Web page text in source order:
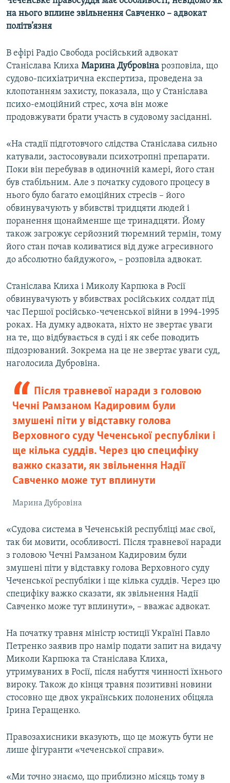
на нього вплине звільнення Савченко – адвокат
політв’язня
В ефірі Радіо Свобода російський адвокат
Станіслава Клиха Марина Дубровіна розповіла, що
судово-психіатрична експертиза, проведена за
клопотанням захисту, показала, що у Станіслава
психо-емоційний стрес, хоча він може
продовжувати брати участь в судовому засіданні.
«На стадії підготовчого слідства Станіслава сильно
катували, застосовували психотропні препарати.
Поки він перебував в одиночній камері, його стан
був стабільним. Але з початку судового процесу в
нього було багато емоційних стресів – його
обвинувачують у вбивстві тридцяти людей і
поранення щонайменше ще тринадцяти. Йому
також загрожує серйозний тюремний термін, тому
його стан почав коливатися від дуже агресивного
до абсолютно байдужого», – розповіла адвокат.
Станіслава Клиха і Миколу Карпюка в Росії
обвинувачують у вбивствах російських солдат під
час Першої російсько-чеченської війни в 1994-1995
роках. На думку адвоката, ніхто не звертає уваги
на те, що відбувається в суді і як себе поводить
підозрюваний. Зокрема на це не звертає уваги суд,
наголосила Дубровіна.
Після травневої наради з головою
Чечні Рамзаном Кадировим були
змушені піти у відставку голова
Верховного суду Чеченської республіки і
ще кілька суддів. Через цю специфіку
важко сказати, як звільнення Надії
Савченко може тут вплинути
Марина Дубровіна
«Судова система в Чеченській республіці має свої,
так би мовити, особливості. Після травневої наради
з головою Чечні Рамзаном Кадировим були
змушені піти у відставку голова Верховного суду
Чеченської республіки і ще кілька суддів. Через цю
специфіку важко сказати, як звільнення Надії
Савченко може тут вплинути», – вважає адвокат.
На початку травня міністр юстиції Україні Павло
Петренко заявив про намір подати запит на видачу
Миколи Карпюка та Станіслава Клиха,
утримуваних в Росії, після набуття чинності їхнього
вироку. Також до кінця травня позитивні новини
стосовно ще двох українських полонених обіцяла
Ірина Геращенко.
Правозахисники вказують, що це можуть бути не
лише фігуранти «чеченської справи».
«Ми точно знаємо, що приблизно місяць тому в